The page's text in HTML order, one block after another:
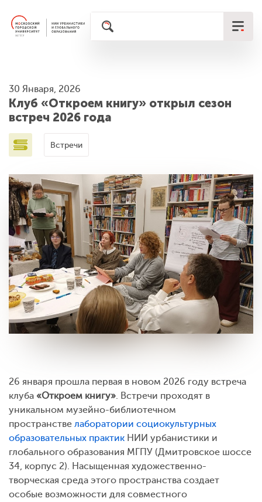
30 Января, 2026
Клуб «Откроем книгу» открыл сезон
встреч 2026 года
Встречи
26 января прошла первая в новом 2026 году встреча
клуба «Откроем книгу». Встречи проходят в
уникальном музейно-библиотечном
пространстве лаборатории социокультурных
образовательных практик НИИ урбанистики и
глобального образования МГПУ (Дмитровское шоссе
34, корпус 2). Насыщенная художественно-
творческая среда этого пространства создает
особые возможности для совместного